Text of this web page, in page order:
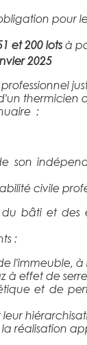
pour
et 200 lotsà
2025
thermicien
:
son
civile
du bâti et
:
l'immeuble,
à effet de serre
et de
réalisation